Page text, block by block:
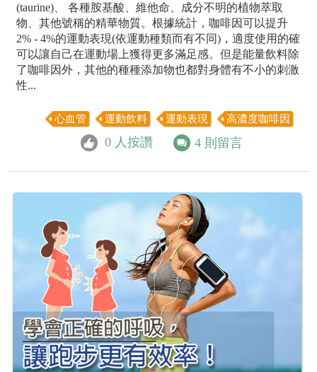
(taurine)、 各種胺基酸、維他命、成分不明的植物萃取
物、其他號稱的精華物質。根據統計，咖啡因可以提升
2% - 4%的運動表現(依運動種類而有不同)，適度使用的確
可以讓自己在運動場上獲得更多滿足感。但是能量飲料除
了咖啡因外，其他的種種添加物也都對身體有不小的刺激
性...
心血管 運動飲料 運動表現 高濃度咖啡因
0 人按讚 4 則留言